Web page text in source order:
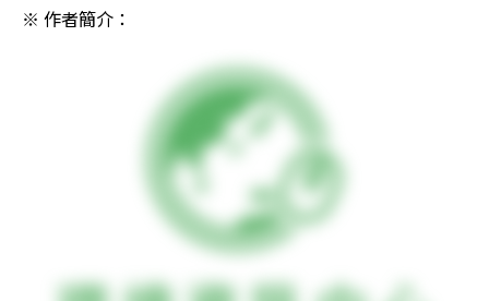
※ 作者簡介：